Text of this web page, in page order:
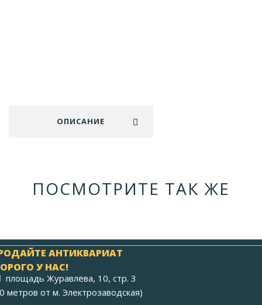
ОПИСАНИЕ
ПОСМОТРИТЕ ТАК ЖЕ
АНТИКВАРИАТ
У НАС!
площадь Журавлёва, 10, стр. 3
метров от м. Электрозаводская)